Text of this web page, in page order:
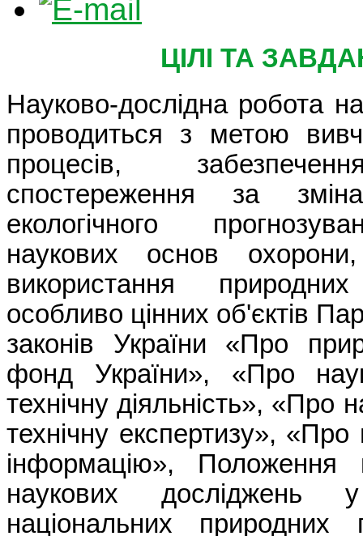
ЦІЛІ ТА
Науково-дослідна робота
проводиться з метою
процесів,
спостереження за
екологічного
наукових основ
використання
особливо цінних об'єктів
законів України «Про
фонд України», «Про
технічну діяльність», «Про
технічну експертизу», «Про
інформацію», Положення
наукових досліджень у
національних природних